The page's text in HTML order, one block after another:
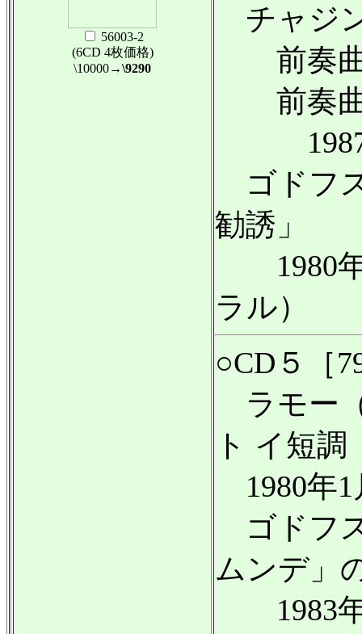
56003-2
(6CD 4枚価格)
\10000→\9290
チャジ
前奏曲
前奏曲
1987年
ゴドフ
勧誘」
1980年
ラル）
○CD５［
ラモー
ト イ短
1980年1
ゴドフ
ムンデ」
1983年